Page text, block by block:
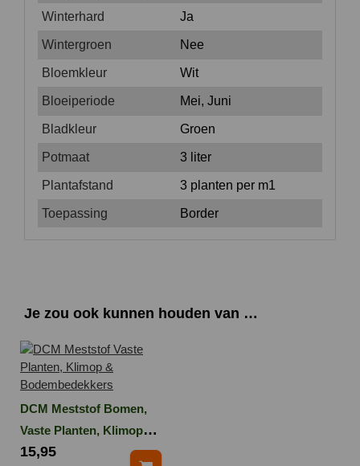
Winterhard Ja
Wintergroen Nee
Bloemkleur Wit
Bloeiperiode Mei, Juni
Bladkleur Groen
Potmaat 3 liter
Plantafstand 3 planten per m1
Toepassing Border
Je zou ook kunnen houden van …
DCM Meststof Bomen,
Vaste Planten, Klimop
en Bodembedekkers 3
15,95